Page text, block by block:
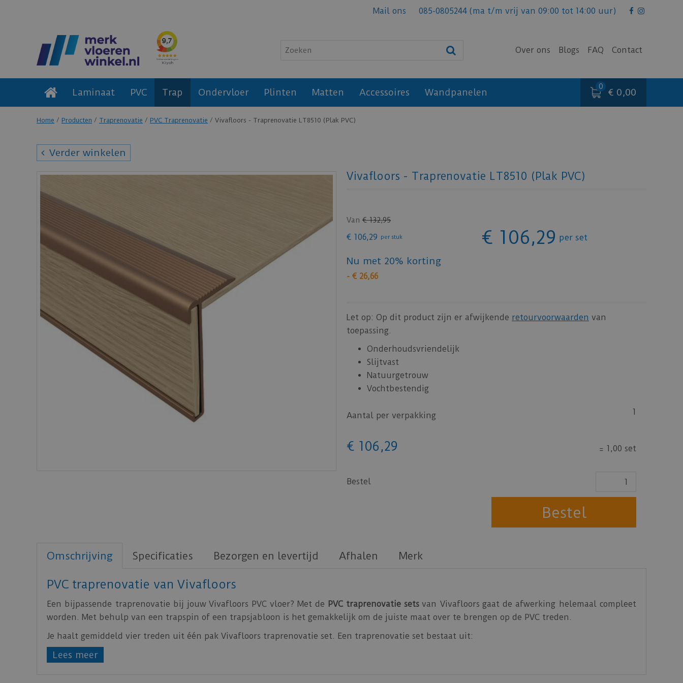
Home Producten Traprenovatie PVC Traprenovatie Vivafloors - Traprenovatie LT8510 (Plak PVC)
Mail ons 085-0805244 (ma t/m vrij van 09:00 tot 14:00 uur)
Over ons Blogs FAQ Contact
Laminaat PVC Trap Ondervloer Plinten Matten Accessoires Wandpanelen € 0,00
Verder winkelen
Vivafloors - Traprenovatie LT8510 (Plak PVC)
Van € 132,95
€ 106,29 per stuk € 106,29 per set
Nu met 20% korting
- € 26,66
Let op: Op dit product zijn er afwijkende retourvoorwaarden van
toepassing.
Onderhoudsvriendelijk
Slijtvast
Natuurgetrouw
Vochtbestendig
Aantal per verpakking 1
€ 106 ,29 = 1,00 set
Bestel
Omschrijving Specificaties Bezorgen en levertijd Afhalen Merk
PVC traprenovatie van Vivafloors
Een bijpassende traprenovatie bij jouw Vivafloors PVC vloer? Met de PVC traprenovatie sets van Vivafloors gaat de afwerking helemaal compleet
worden. Met behulp van een trapspin of een trapsjabloon is het gemakkelijk om de juiste maat over te brengen op de PVC treden.
Je haalt gemiddeld vier treden uit één pak Vivafloors traprenovatie set. Een traprenovatie set bestaat uit:
Twee stroken voor de bovenkant van de treden (54,44 cm x 142,24 cm)
Lees meer